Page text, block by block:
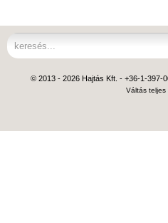
© 2013 - 2026 Hajtás Kft. - +36-1-397-
Váltás teljes